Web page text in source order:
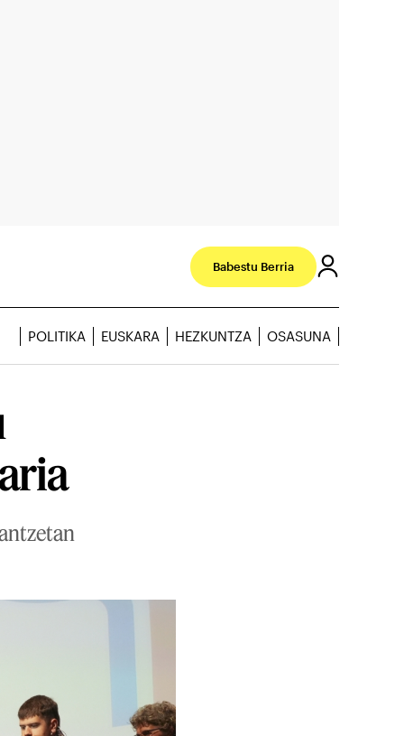
Babestu Berria
POLITIKA EUSKARA HEZKUNTZA OSASUNA